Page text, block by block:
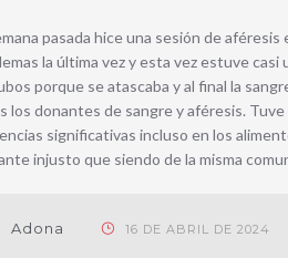
pasada hice una sesión de
la última vez y esta vez estuve
porque se atascaba y al final la
los donantes de sangre y aféresis.
significativas incluso en los
injusto que siendo de la misma
Adona 16 DE ABRIL DE 2024